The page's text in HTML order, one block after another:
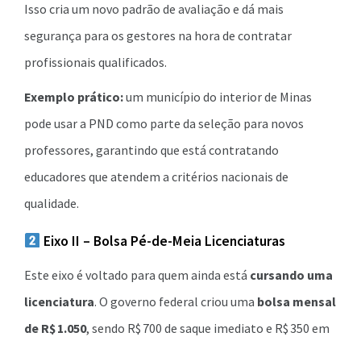
Isso cria um novo padrão de avaliação e dá mais
segurança para os gestores na hora de contratar
profissionais qualificados.
Exemplo prático:um município do interior de Minas
pode usar a PND como parte da seleção para novos
professores, garantindo que está contratando
educadores que atendem a critérios nacionais de
qualidade.
Eixo II – Bolsa Pé-de-Meia Licenciaturas
Este eixo é voltado para quem ainda está cursando uma
licenciatura. O governo federal criou uma bolsa mensal
de R$ 1.050, sendo R$ 700 de saque imediato e R$ 350 em